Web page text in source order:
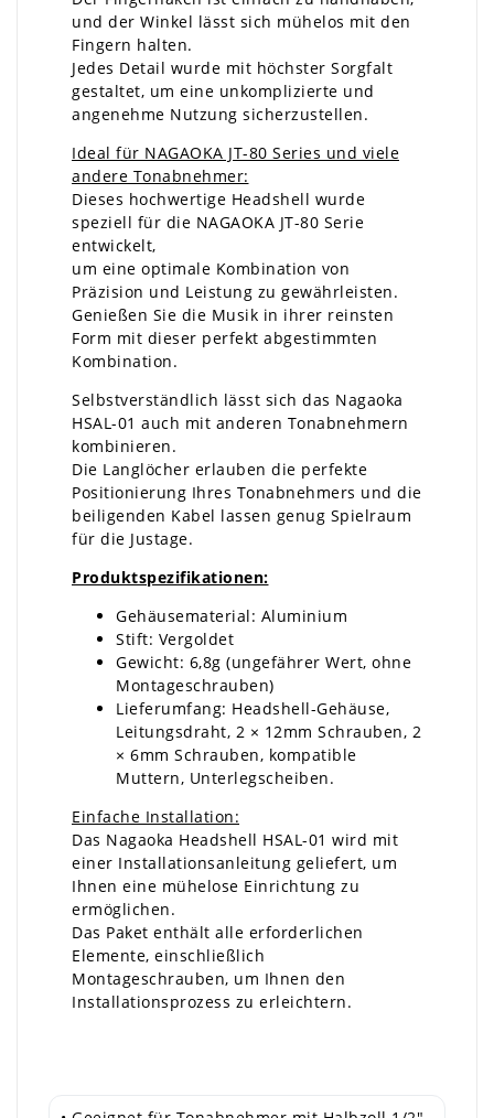
und der Winkel lässt sich mühelos mit den
Fingern halten.
Jedes Detail wurde mit höchster Sorgfalt
gestaltet, um eine unkomplizierte und
angenehme Nutzung sicherzustellen.
Ideal für NAGAOKA JT-80 Series und viele
andere Tonabnehmer:
Dieses hochwertige Headshell wurde
speziell für die NAGAOKA JT-80 Serie
entwickelt,
um eine optimale Kombination von
Präzision und Leistung zu gewährleisten.
Genießen Sie die Musik in ihrer reinsten
Form mit dieser perfekt abgestimmten
Kombination.
Selbstverständlich lässt sich das Nagaoka
HSAL-01 auch mit anderen Tonabnehmern
kombinieren.
Die Langlöcher erlauben die perfekte
Positionierung Ihres Tonabnehmers und die
beiligenden Kabel lassen genug Spielraum
für die Justage.
Produktspezifikationen:
Gehäusematerial: Aluminium
Stift: Vergoldet
Gewicht: 6,8g (ungefährer Wert, ohne
Montageschrauben)
Lieferumfang: Headshell-Gehäuse,
Leitungsdraht, 2 × 12mm Schrauben, 2
× 6mm Schrauben, kompatible
Muttern, Unterlegscheiben.
Einfache Installation:
Das Nagaoka Headshell HSAL-01 wird mit
einer Installationsanleitung geliefert, um
Ihnen eine mühelose Einrichtung zu
ermöglichen.
Das Paket enthält alle erforderlichen
Elemente, einschließlich
Montageschrauben, um Ihnen den
Installationsprozess zu erleichtern.